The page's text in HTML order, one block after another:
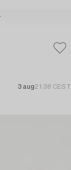
3 aug21:38 CEST